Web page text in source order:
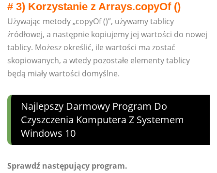
# 3) Korzystanie z Arrays.copyOf ()
Używając metody „copyOf ()”, używamy tablicy
źródłowej, a następnie kopiujemy jej wartości do nowej
tablicy. Możesz określić, ile wartości ma zostać
skopiowanych, a wtedy pozostałe elementy tablicy
będą miały wartości domyślne.
Najlepszy Darmowy Program Do
Czyszczenia Komputera Z Systemem
Windows 10
Sprawdź następujący program.